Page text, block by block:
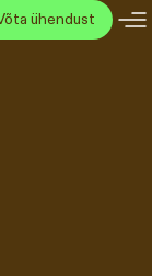
ühendust